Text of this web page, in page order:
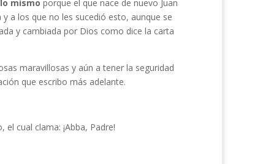
mismo porque el que nace de nuevo Juan
a los que no les sucedió esto, aunque se
y cambiada por Dios como dice la carta
maravillosas y aún a tener la seguridad
que escribo más adelante.
cual clama: ¡Abba, Padre!